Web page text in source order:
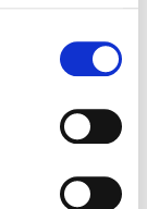
incl. BTW
Benzine